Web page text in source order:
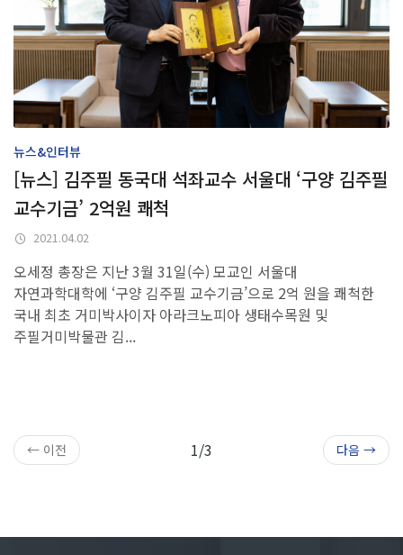
뉴스&인터뷰
[뉴스] 김주필 동국대 석좌교수 서울대 ‘구양 김주필
교수기금’ 2억원 쾌척
2021.04.02
오세정 총장은 지난 3월 31일(수) 모교인 서울대
자연과학대학에 ‘구양 김주필 교수기금’으로 2억 원을 쾌척한
국내 최초 거미박사이자 아라크노피아 생태수목원 및
주필거미박물관 김...
← 이전 1/3 다음 →